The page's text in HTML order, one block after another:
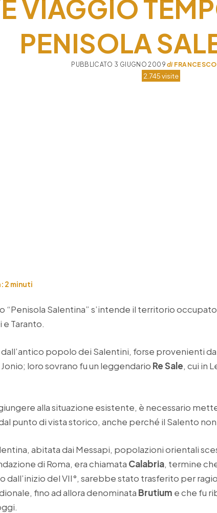
VIAGGIO
PENISOLA
PUBBLICATO 3 GIUGNO 2009di
2.745 visite
2 minuti
“Penisola Salentina” s’intende il territorio
e Taranto.
popolo dei Salentini, forse provenienti
loro sovrano fu un leggendario Re Sale, cui in
alla situazione esistente, è necessario
punto di vista storico, anche perché il Salento
abitata dai Messapi, popolazioni orientali
di Roma, era chiamata Calabria, termine
dall’inizio del VII°, sarebbe stato trasferito per
fino ad allora denominata Brutium e che fu